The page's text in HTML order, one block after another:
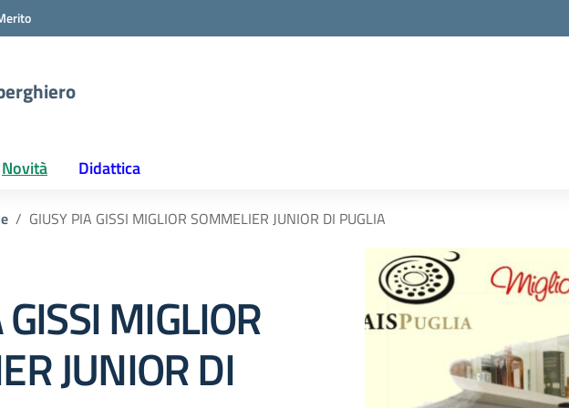
Novità Didattica
GIUSY PIA GISSI MIGLIOR SOMMELIER JUNIOR DI PUGLIA
MIGLIOR
JUNIOR DI